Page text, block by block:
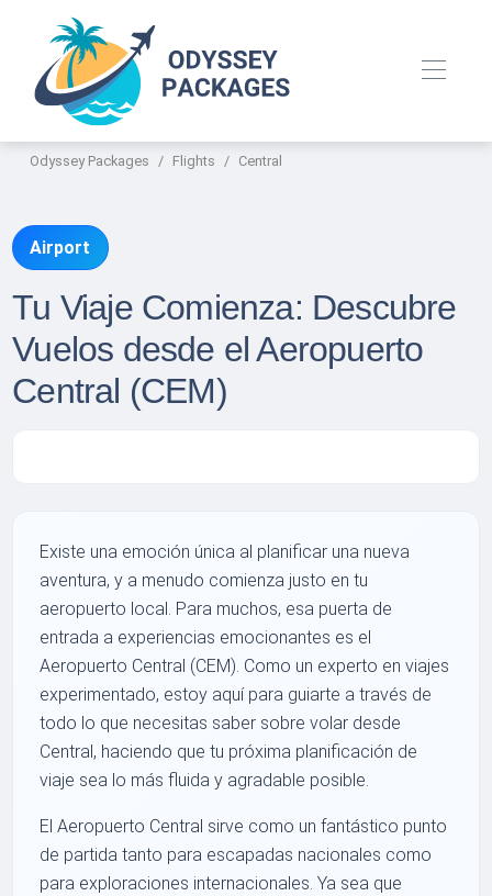
Odyssey Packages Flights Central
Airport
Tu Viaje Comienza: Descubre
Vuelos desde el Aeropuerto
Central (CEM)
Existe una emoción única al planificar una nueva
aventura, y a menudo comienza justo en tu
aeropuerto local. Para muchos, esa puerta de
entrada a experiencias emocionantes es el
Aeropuerto Central (CEM). Como un experto en viajes
experimentado, estoy aquí para guiarte a través de
todo lo que necesitas saber sobre volar desde
Central, haciendo que tu próxima planificación de
viaje sea lo más fluida y agradable posible.
El Aeropuerto Central sirve como un fantástico punto
de partida tanto para escapadas nacionales como
para exploraciones internacionales. Ya sea que